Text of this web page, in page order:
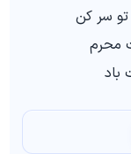
تو سر کن
محرم
باد